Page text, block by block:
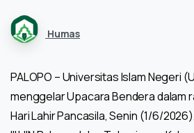
Humas
PALOPO – Universitas Islam Negeri
menggelar Upacara Bendera dalam
Hari Lahir Pancasila, Senin (1/6/